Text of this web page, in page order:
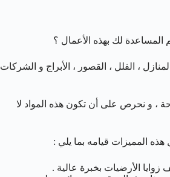
لك بهذه الأعمال ؟
، الفلل ، القصور ، الأبراج و الشركات
، و نحرص على أن تكون هذه المواد لا
هذه المميزات قيامه بما يلي :
الأرضيات بخبرة عالية .